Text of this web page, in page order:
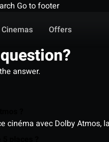
Go to footer
Cinemas Offers
answer.
cinéma avec Dolby